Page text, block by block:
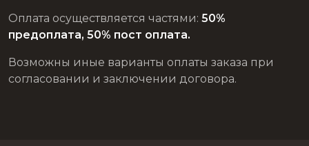
Оплата осуществляется частями: 50%
предоплата, 50% пост оплата.
Возможны иные варианты оплаты заказа при
согласовании и заключении договора.